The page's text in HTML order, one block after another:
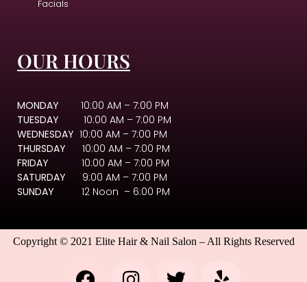
Facials
OUR HOURS
MONDAY 10:00 AM – 7:00 PM
TUESDAY
10:00 AM – 7:00 PM
WEDNESDAY 10:00 AM – 7:00 PM
THURSDAY 10:00 AM – 7:00 PM
FRIDAY 10:00 AM – 7:00 PM
SATURDAY 9:00 AM – 7:00 PM
SUNDAY 12 Noon – 6:00 PM
Copyright © 2021 Elite Hair & Nail Salon – All Rights Reserved